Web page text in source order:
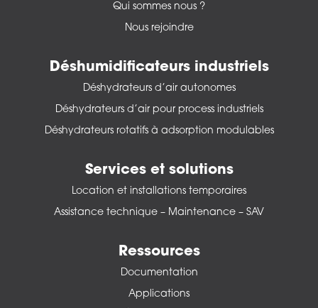
Qui sommes nous ?
Nous rejoindre
Déshumidificateurs industriels
Déshydrateurs d’air autonomes
Déshydrateurs d’air pour process industriels
Déshydrateurs rotatifs à adsorption modulables
Services et solutions
Location et installations temporaires
Assistance technique – Maintenance – SAV
Ressources
Documentation
Applications